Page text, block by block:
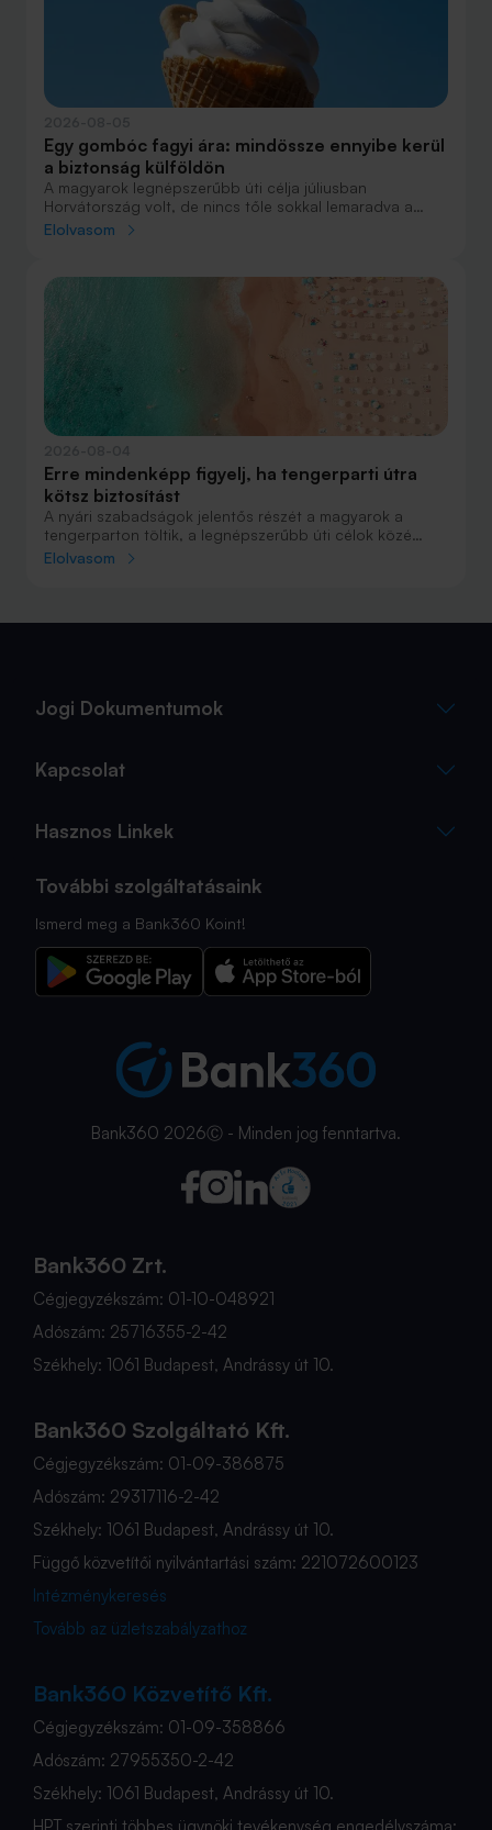
Egy gombóc fagyi ára: mindössze ennyibe kerül
a biztonság külföldön
A magyarok legnépszerűbb úti célja júliusban
Horvátország volt, de nincs tőle sokkal lemaradva a
júniust megnyerő Olaszország sem. A tengerparti
nyaralásnak, mint repülővel.
Elolvasom
Erre mindenképp figyelj, ha tengerparti útra
kötsz biztosítást
A nyári szabadságok jelentős részét a magyarok a
tengerparton töltik, a legnépszerűbb úti célok közé
Horvátország, Olaszország és Görögország tartozik. A
sokszor az utolsó pillanatra marad.
Elolvasom
Jogi Dokumentumok
Kapcsolat
Hasznos Linkek
További szolgáltatásaink
Ismerd meg a Bank360 Koint!
Bank360 2026Ⓒ - Minden jog fenntartva.
Bank360 Zrt.
Cégjegyzékszám: 01-10-048921
Adószám: 25716355-2-42
Székhely: 1061 Budapest, Andrássy út 10.
Bank360 Szolgáltató Kft.
Cégjegyzékszám: 01-09-386875
Adószám: 29317116-2-42
Székhely: 1061 Budapest, Andrássy út 10.
Függő közvetítői nyilvántartási szám: 221072600123
Intézménykeresés
Tovább az üzletszabályzathoz
Bank360 Közvetítő Kft.
Cégjegyzékszám: 01-09-358866
Adószám: 27955350-2-42
Székhely: 1061 Budapest, Andrássy út 10.
HPT szerinti többes ügynöki tevékenység engedélyszáma: